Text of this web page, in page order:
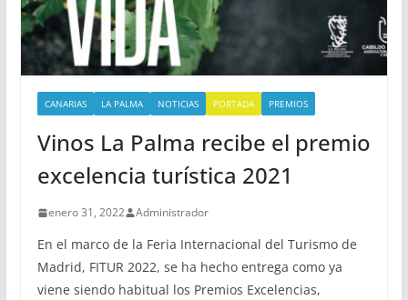
CANARIAS LA PALMA NOTICIAS PORTADA PREMIOS
Vinos La Palma recibe el premio
excelencia turística 2021
enero 31, 2022 Administrador
En el marco de la Feria Internacional del Turismo de
Madrid, FITUR 2022, se ha hecho entrega como ya
viene siendo habitual los Premios Excelencias,